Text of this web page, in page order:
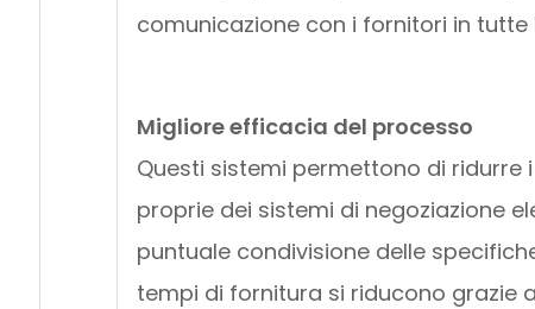
comunicazione con i fornitori in tutte
Migliore efficacia del processo
Questi sistemi permettono di
proprie dei sistemi di negoziazione
puntuale condivisione delle
tempi di fornitura si riducono grazie